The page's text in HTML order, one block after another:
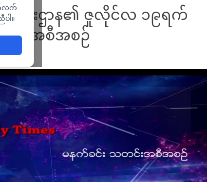
လက်
ါ။
တင်းဌာန၏ ဇူလိုင်လ ၁၉ရက်
င်းအစီအစဉ်